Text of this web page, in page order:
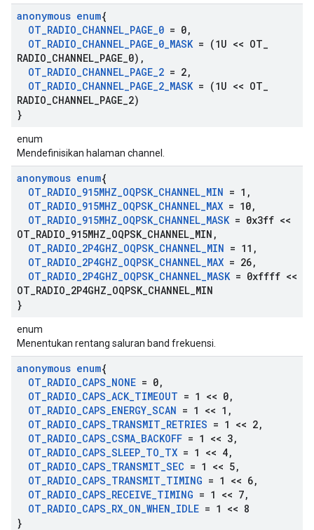
anonymous enum{
OT_RADIO_CHANNEL_PAGE_0 = 0,
OT_RADIO_CHANNEL_PAGE_0_MASK= (1U << OT
RADIO CHANNEL PAGE 0) ,
OT_RADIO_CHANNEL_PAGE_2 = 2,
OT_RADIO_CHANNEL_PAGE_2_MASK= (1U << OT
RADIO CHANNEL PAGE 2)
}
enum
Mendefinisikan halaman channel.
anonymous enum{
OT_RADIO_915MHZ_OQPSK_CHANNEL_MIN = 1 ,
OT_RADIO_915MHZ_OQPSK_CHANNEL_MAX = 10,
OT_RADIO_915MHZ_OQPSK_CHANNEL_MASK= 0x3ff <<
OT RADIO 915MHZ OQPSK_ CHANNEL MIN ,
OT_RADIO_2P4GHZ_OQPSK_CHANNEL_MIN = 11 ,
OT_RADIO_2P4GHZ_OQPSK_CHANNEL_MAX = 26,
OT_RADIO_2P4GHZ_OQPSK_CHANNEL_MASK= 0xffff <<
OT RADIO 2P4GHZ OQPSK_ CHANNEL MIN
}
enum
Menentukan rentang saluran band frekuensi.
anonymous enum{
OT_RADIO_CAPS_NONE = 0,
OT_RADIO_CAPS_ACK_TIMEOUT = 1 << 0,
OT_RADIO_CAPS_ENERGY_SCAN = 1 << 1 ,
OT_RADIO_CAPS_TRANSMIT_RETRIES = 1 << 2,
OT_RADIO_CAPS_CSMA_BACKOFF = 1 << 3,
OT_RADIO_CAPS_SLEEP_TO_TX = 1 << 4,
OT_RADIO_CAPS_TRANSMIT_SEC = 1 << 5,
OT_RADIO_CAPS_TRANSMIT_TIMING = 1 << 6,
OT_RADIO_CAPS_RECEIVE_TIMING = 1 << 7,
OT_RADIO_CAPS_RX_ON_WHEN_IDLE = 1 << 8
}